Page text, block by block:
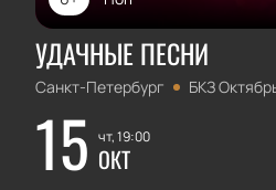
УДАЧНЫЕ ПЕСНИ
Санкт-Петербург БКЗ
15 чт, 19:00
ОКТ